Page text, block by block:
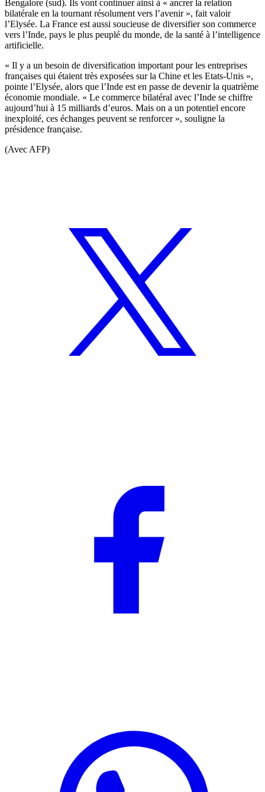
Bengalore (sud). Ils vont continuer ainsi à « ancrer la relation
bilatérale en la tournant résolument vers l’avenir », fait valoir
l’Elysée. La France est aussi soucieuse de diversifier son commerce
vers l’Inde, pays le plus peuplé du monde, de la santé à l’intelligence
artificielle.
« Il y a un besoin de diversification important pour les entreprises
françaises qui étaient très exposées sur la Chine et les Etats-Unis »,
pointe l’Elysée, alors que l’Inde est en passe de devenir la quatrième
économie mondiale. « Le commerce bilatéral avec l’Inde se chiffre
aujourd’hui à 15 milliards d’euros. Mais on a un potentiel encore
inexploité, ces échanges peuvent se renforcer », souligne la
présidence française.
(Avec AFP)